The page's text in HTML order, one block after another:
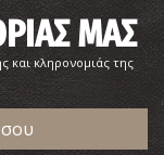
ΜΑΣ
και κληρονομιάς της
σου